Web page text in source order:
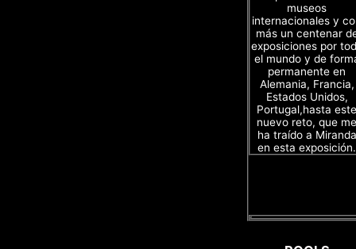
museos
internacionales y
más un centenar
exposiciones por
el mundo y de
permanente en
Alemania, Francia,
Estados Unidos,
Portugal,hasta este
nuevo reto, que me
ha traído a Miranda
en esta exposición.